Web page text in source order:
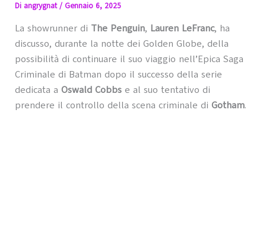
Di angrygnat/ Gennaio 6, 2025
La showrunner di The Penguin, Lauren LeFranc, ha
discusso, durante la notte dei Golden Globe, della
possibilità di continuare il suo viaggio nell’Epica Saga
Criminale di Batman dopo il successo della serie
dedicata a Oswald Cobbse al suo tentativo di
prendere il controllo della scena criminale di Gotham.